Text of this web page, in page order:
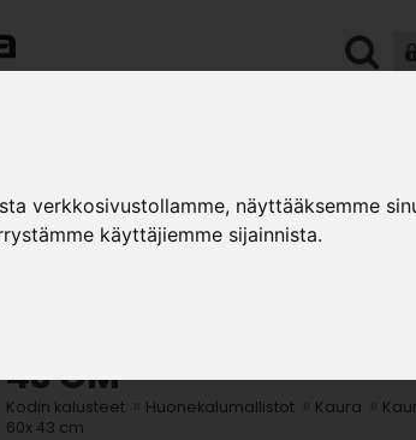
verkkosivustollamme, näyttääksemme
käyttäjiemme sijainnista.
43 CM
Kodin kalusteet Huonekalumallistot Kaura
60x 43 cm